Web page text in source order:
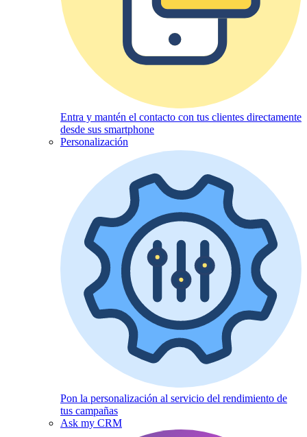
Entra y mantén el contacto con tus clientes directamente
desde sus smartphone
Personalización
Pon la personalización al servicio del rendimiento de
tus campañas
Ask my CRM